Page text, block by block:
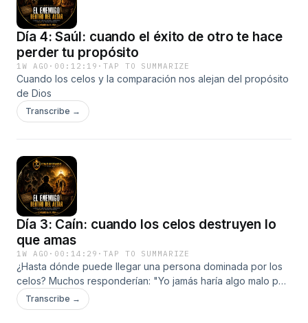
Día 4: Saúl: cuando el éxito de otro te hace
perder tu propósito
1W AGO · 00:12:19 ·TAP TO SUMMARIZE
Cuando los celos y la comparación nos alejan del propósito
de Dios
Transcribe →
Día 3: Caín: cuando los celos destruyen lo
que amas
1W AGO · 00:14:29 ·TAP TO SUMMARIZE
¿Hasta dónde puede llegar una persona dominada por los
celos? Muchos responderían: "Yo jamás haría algo malo por
envidia."
Transcribe →